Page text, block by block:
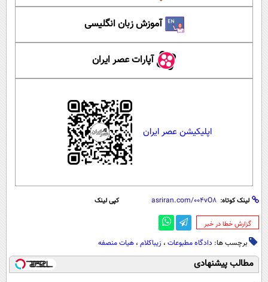
آموزش زبان انگلیسی
آپارات عصر ایران
اپلیکیشن عصر ایران
لینک کوتاه: کپی لینک
‌گزارش خطا در خبر
برچسب ها: دادگاه مطبوعات ، زیباکلام ، هیات منصفه
مطالب پیشنهادی